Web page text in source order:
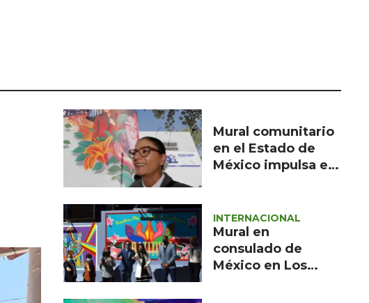
Asuntos Sociales
Estilo de vida
Opinión
Mural comunitario
en el Estado de
México impulsa el
INTERNACIONAL
Mural en
consulado de
México en Los